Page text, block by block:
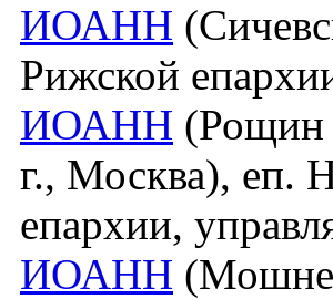
ИОАНН
Рижской
ИОАНН (Рощин
г., Москва), еп.
епархии,
ИОАНН